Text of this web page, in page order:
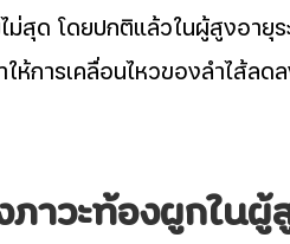
ม่สุด โดยปกติแล้วในผู้สูงอายุ
ให้การเคลื่อนไหวของลำไส้ล
ภาวะท้องผูกในผู้